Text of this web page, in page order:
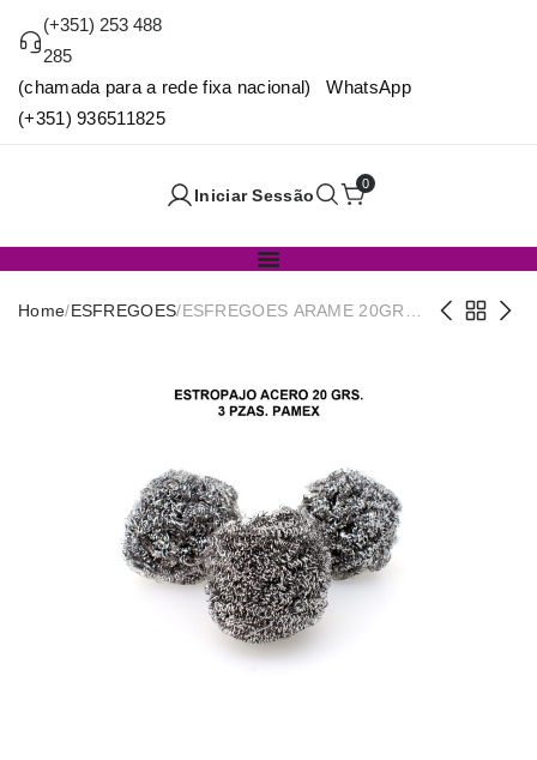
(+351) 253 488
285
(chamada para a rede fixa nacional) WhatsApp
(+351) 936511825
Iniciar Sessão
0
Home/ESFREGOES/ESFREGOES ARAME 20GR